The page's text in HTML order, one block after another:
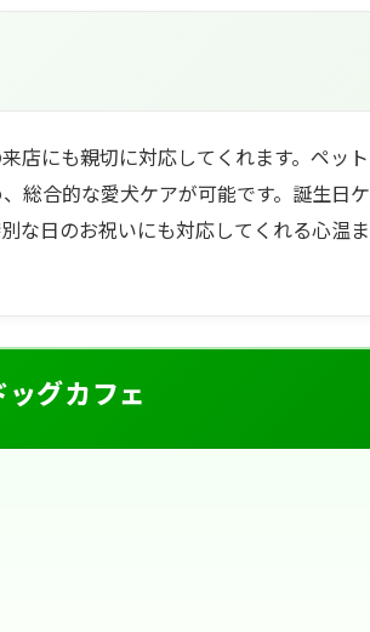
店にも親切に対応してくれます。ペット
総合的な愛犬ケアが可能です。誕生日ケ
な日のお祝いにも対応してくれる心温ま
グカフェ